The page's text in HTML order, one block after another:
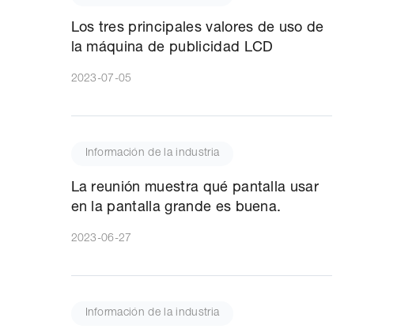
Los tres principales valores de uso de
la máquina de publicidad LCD
2023-07-05
Información de la industria
La reunión muestra qué pantalla usar
en la pantalla grande es buena.
2023-06-27
Información de la industria